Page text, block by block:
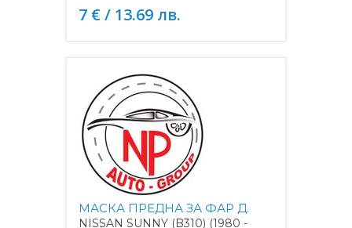
7 € / 13.69 лв.
МАСКА ПРЕДНА ЗА ФАР Д.
NISSAN SUNNY (B310) (1980 -